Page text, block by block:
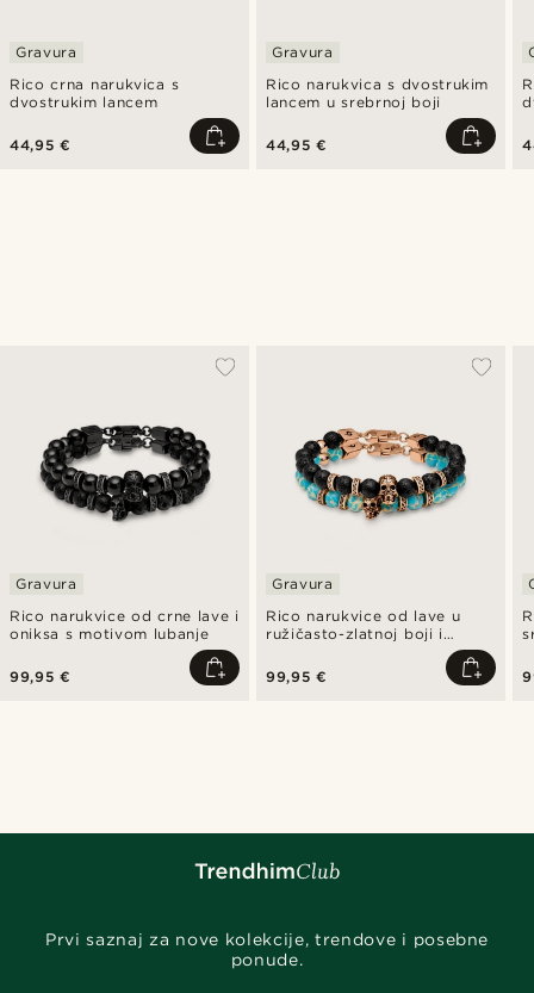
Rico crna narukvica s
dvostrukim lancem
Gravura
44,95 €
Rico narukvica s dvostrukim
lancem u srebrnoj boji
Gravura
44,95 €
Rico narukvice od crne lave i
oniksa s motivom lubanje
Gravura
99,95 €
Rico narukvice od lave u
ružičasto-zlatnoj boji i
tirkiznog imperial jaspisa s
motivom lubanje
Gravura
99,95 €
Prvi saznaj za nove kolekcije, trendove i posebne
ponude.